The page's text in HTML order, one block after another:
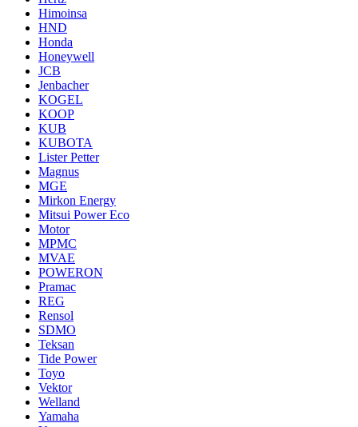
Himoinsa
HND
Honda
Honeywell
JCB
Jenbacher
KOGEL
KOOP
KUB
KUBOTA
Lister Petter
Magnus
MGE
Mirkon Energy
Mitsui Power Eco
Motor
MPMC
MVAE
POWERON
Pramac
REG
Rensol
SDMO
Teksan
Tide Power
Toyo
Vektor
Welland
Yamaha